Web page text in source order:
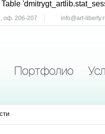
Table
оф. 206-207 info@art-
Портфолио